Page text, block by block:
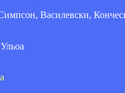
Василевски,